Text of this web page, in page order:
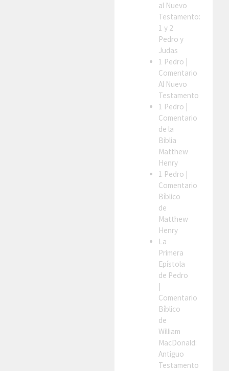
al Nuevo
Testamento:
1 y 2
Pedro y
Judas
1 Pedro
Comentario
Al Nuevo
Testamento
1 Pedro
Comentario
de la
Biblia
Matthew
Henry
1 Pedro
Comentario
Bíblico
de
Matthew
Henry
La
Primera
Epístola
de Pedro
Comentario
Bíblico
de
William
MacDonald:
Antiguo
Testamento